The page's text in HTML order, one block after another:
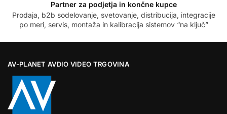
Partner za podjetja in končne kupce
Prodaja, b2b sodelovanje, svetovanje, distribucija, integracije
po meri, servis, montaža in kalibracija sistemov “na ključ”
AV-PLANET AVDIO VIDEO TRGOVINA